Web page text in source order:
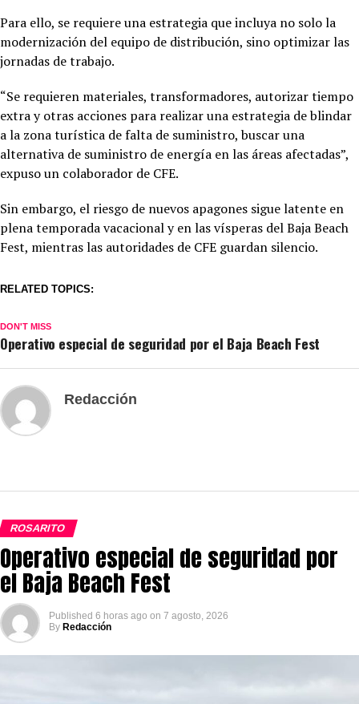
Para ello, se requiere una estrategia que incluya no solo la
modernización del equipo de distribución, sino optimizar las
jornadas de trabajo.
“Se requieren materiales, transformadores, autorizar tiempo
extra y otras acciones para realizar una estrategia de blindar
a la zona turística de falta de suministro, buscar una
alternativa de suministro de energía en las áreas afectadas”,
expuso un colaborador de CFE.
Sin embargo, el riesgo de nuevos apagones sigue latente en
plena temporada vacacional y en las vísperas del Baja Beach
Fest, mientras las autoridades de CFE guardan silencio.
RELATED TOPICS:
DON'T MISS
Operativo especial de seguridad por el Baja Beach Fest
Redacción
ROSARITO
Operativo especial de seguridad por
el Baja Beach Fest
Published 6 horas ago on 7 agosto, 2026
By Redacción